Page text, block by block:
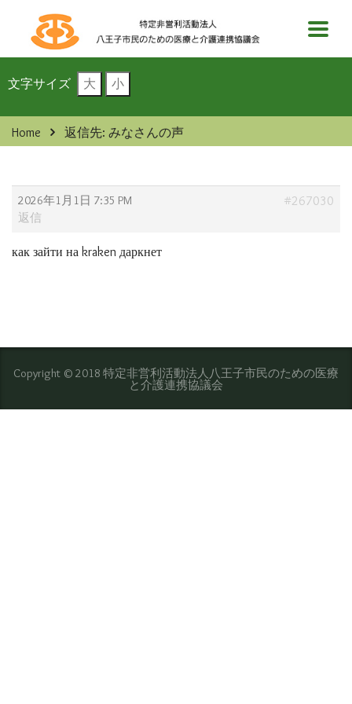
文字サイズ 大 小
Home 返信先: みなさんの声
2026年1月1日 7:35 PM #267030
返信
как зайти на kraken даркнет
Copyright © 2018 特定非営利活動法人八王子市民のための医療
と介護連携協議会